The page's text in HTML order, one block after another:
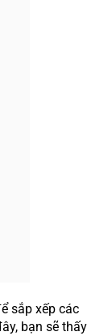
sắp xếp các
bạn sẽ thấy